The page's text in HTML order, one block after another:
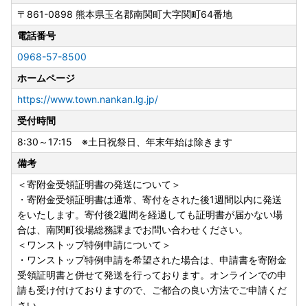
〒861-0898 熊本県玉名郡南関町大字関町64番地
電話番号
0968-57-8500
ホームページ
https://www.town.nankan.lg.jp/
受付時間
8:30～17:15 ※土日祝祭日、年末年始は除きます
備考
＜寄附金受領証明書の発送について＞
・寄附金受領証明書は通常、寄付をされた後1週間以内に発送
をいたします。寄付後2週間を経過しても証明書が届かない場
合は、南関町役場総務課までお問い合わせください。
＜ワンストップ特例申請について＞
・ワンストップ特例申請を希望された場合は、申請書を寄附金
受領証明書と併せて発送を行っております。オンラインでの申
請も受け付けておりますので、ご都合の良い方法でご申請くだ